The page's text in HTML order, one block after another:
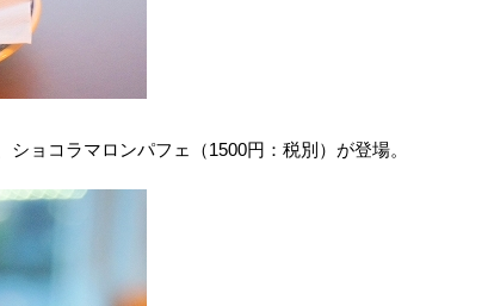
ョコラマロンパフェ（1500円：税別）が登場。